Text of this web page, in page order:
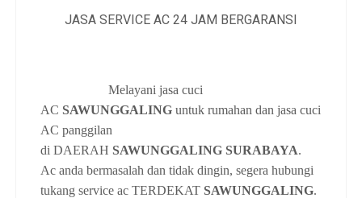
Melayani jasa cuci
AC SAWUNGGALING untuk rumahan dan jasa cuci
AC panggilan
di DAERAH SAWUNGGALING SURABAYA.
Ac anda bermasalah dan tidak dingin, segera hubungi
tukang service ac TERDEKAT SAWUNGGALING.